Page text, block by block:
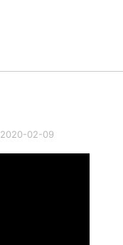
2020-02-09